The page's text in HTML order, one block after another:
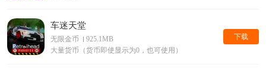
车迷天堂
无限金币
925.1MB
大量货币（货币即使显示为0，也可使用）
下载